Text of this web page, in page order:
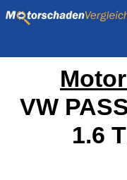
VW
1.6